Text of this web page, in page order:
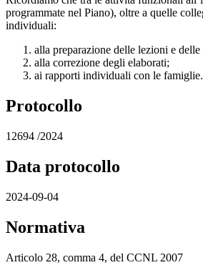
programmate nel Piano), oltre a quelle
individuali:
alla preparazione delle lezioni e delle
alla correzione degli elaborati;
ai rapporti individuali con le famiglie.
Protocollo
12694 /2024
Data protocollo
2024-09-04
Normativa
Articolo 28, comma 4, del CCNL 2007